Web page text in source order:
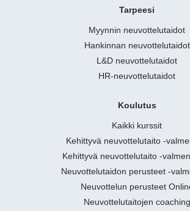
Tarpeesi
Myynnin neuvottelutaidot
Hankinnan neuvottelutaidot
L&D neuvottelutaidot
HR-neuvottelutaidot
Koulutus
Kaikki kurssit
Kehittyvä neuvottelutaito -
Kehittyvä neuvottelutaito -
Neuvottelutaidon perusteet -
Neuvottelun perusteet
Neuvottelutaitojen coaching